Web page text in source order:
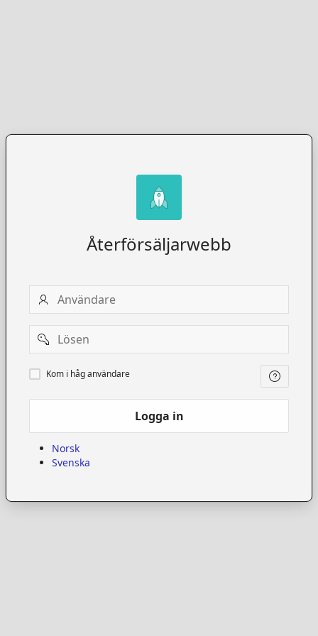
Återförsäljarwebb
Användare
Password
Kom
i
Kom i håg användare
Logga in
Norsk
Svenska